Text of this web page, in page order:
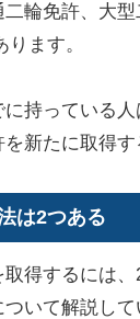
輪免許、大
ります。
持っている
新たに取得す
は2つある
得するには、
いて解説して